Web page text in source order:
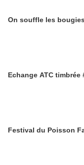
On souffle les
Echange ATC timbrée
Festival du Poisson